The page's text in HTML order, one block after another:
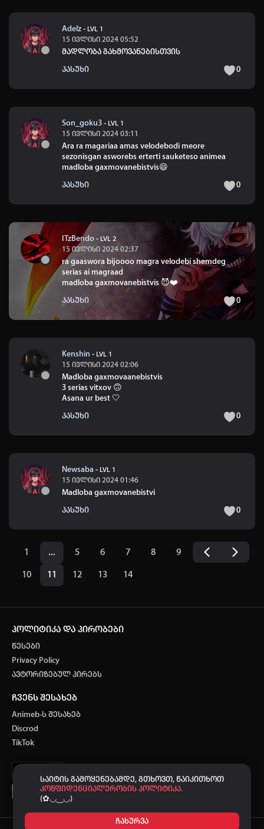
საიტის გამოყენებამდე, გთხოვთ, წაიკითხოთ
კონფიდენციალურობის პოლიტიკა.
(✿◡‿◡)
ჩახურვა
Adelz - LVL 1
15 ივლისი 2024 05:52
მადლობა გახმოვანებისთვის
პასუხი 0
Son_goku3 - LVL 1
15 ივლისი 2024 03:11
Ara ra magariaa amas velodebodi meore
sezonisgan asworebs erterti sauketeso animea
madloba gaxmovanebistvis😄
პასუხი 0
ITzBendo - LVL 2
15 ივლისი 2024 02:37
ra gaaswora bijoooo magra velodebi shemdeg
serias ai magraad
madloba gaxmovanebistvis 😈❤️
პასუხი 0
Kenshin - LVL 1
15 ივლისი 2024 02:06
Madloba gaxmovaanebistvis
3 serias vitxov 🙃
Asana ur best 🤍
პასუხი 0
Newsaba - LVL 1
15 ივლისი 2024 01:46
Madloba gaxmovanebistvi
პასუხი 0
1 ... 5 6 7 8 9
10 11 12 13 14
პოლიტიკა და პირობები
წესები
Privacy Policy
ავტორიზებულ პირებს
ჩვენს შესახებ
Animeb-ს შესახებ
Discrod
TikTok